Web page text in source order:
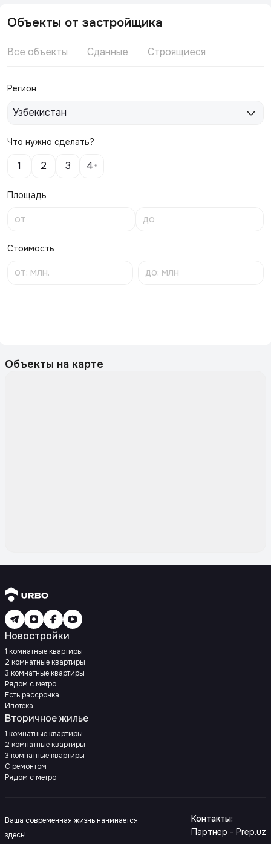
Объекты от застройщика
Все объекты Сданные Строящиеся
Регион
Узбекистан
Что нужно сделать?
1 2 3 4+
Площадь
Стоимость
Объекты на карте
Новостройки
1 комнатные квартиры
2 комнатные квартиры
3 комнатные квартиры
Рядом с метро
Есть рассрочка
Ипотека
Вторичное жилье
1 комнатные квартиры
2 комнатные квартиры
3 комнатные квартиры
С ремонтом
Рядом с метро
Ваша современная жизнь начинается
здесь!
Контакты:
Партнер - Prep.uz